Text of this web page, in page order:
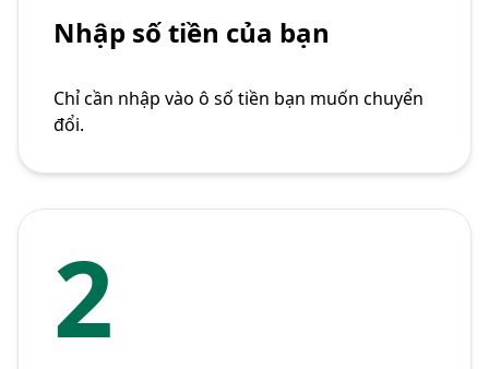
Nhập số tiền của bạn
Chỉ cần nhập vào ô số tiền bạn muốn chuyển
đổi.
2